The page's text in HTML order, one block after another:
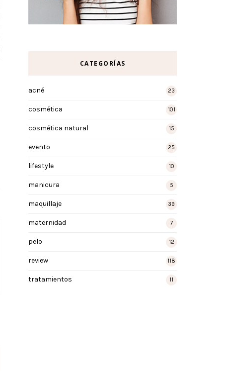
CATEGORÍAS
acné 23
cosmética 101
cosmética natural 15
evento 25
lifestyle 10
manicura 5
maquillaje 39
maternidad 7
pelo 12
review 118
tratamientos 11